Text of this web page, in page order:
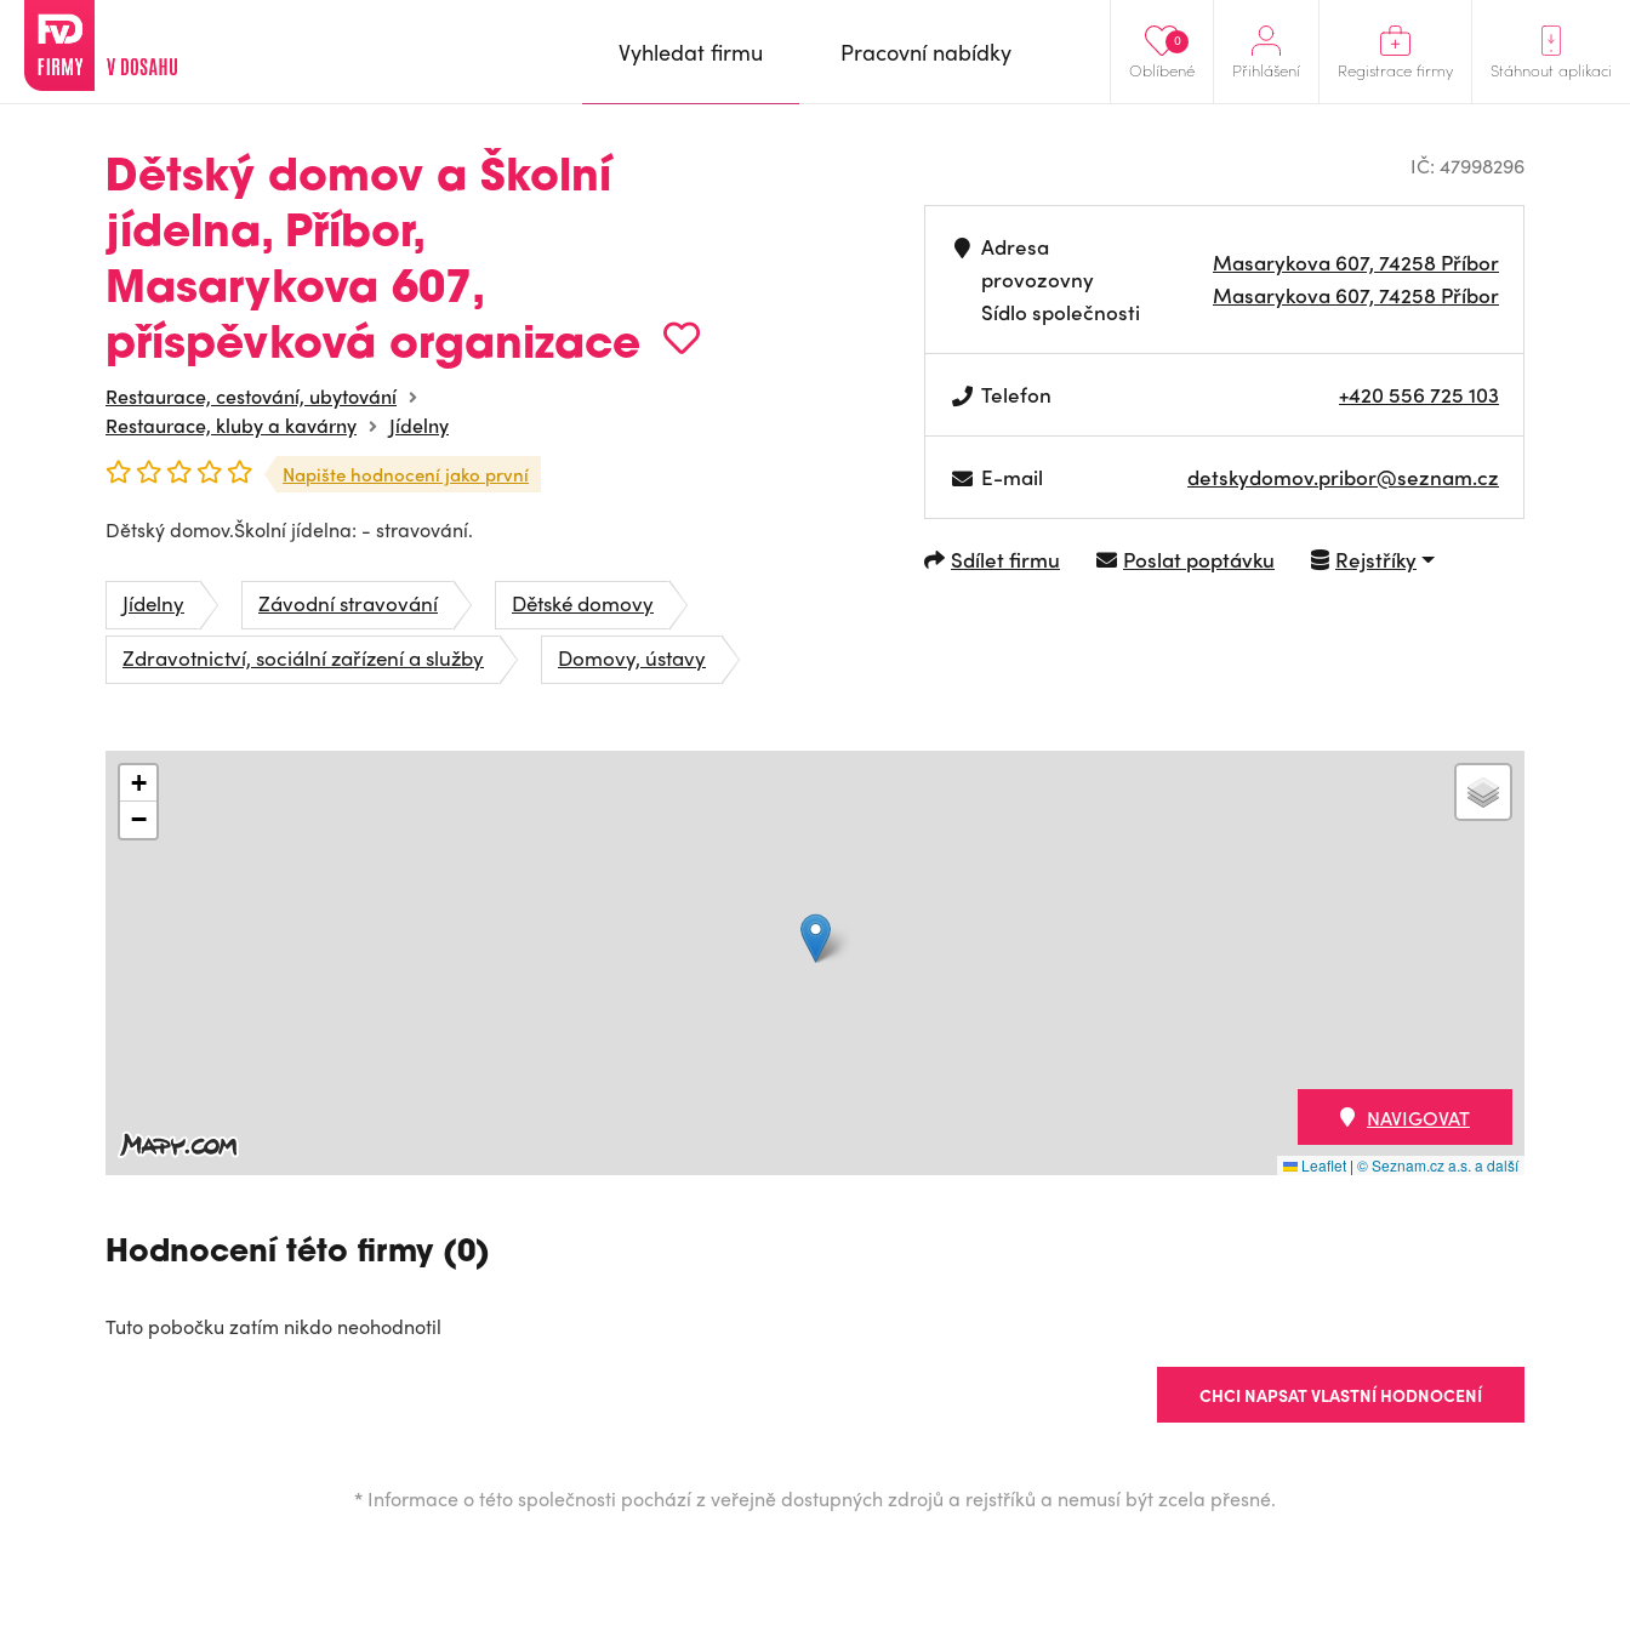
Oblíbené
0
Přihlášení Registrace firmy Stáhnout aplikaci
Vyhledat firmu Pracovní nabídky
Dětský domov a Školní
jídelna, Příbor,
Masarykova 607,
příspěvková organizace
Restaurace, cestování, ubytování
Restaurace, kluby a kavárny
Jídelny
Napište hodnocení jako první
Dětský domov.Školní jídelna: - stravování.
Jídelny Závodní stravování
Dětské domovy
Zdravotnictví, sociální zařízení a služby
Domovy, ústavy
IČ: 47998296
Adresa
provozovny
Sídlo společnosti
Masarykova 607, 74258 Příbor
Masarykova 607, 74258 Příbor
Telefon +420 556 725 103
E-mail detskydomov.pribor@seznam.cz
Sdílet firmu Poslat poptávku Rejstříky
+
−
Leaflet | © Seznam.cz a.s. a další
NAVIGOVAT
Hodnocení této firmy (0)
Tuto pobočku zatím nikdo neohodnotil
CHCI NAPSAT VLASTNÍ HODNOCENÍ
* Informace o této společnosti pochází z veřejně dostupných zdrojů a rejstříků a nemusí být zcela přesné.